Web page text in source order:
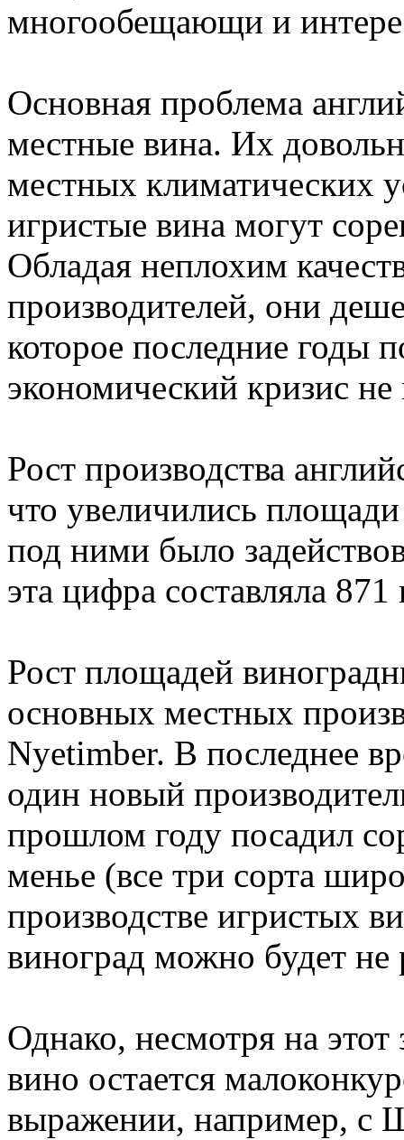
многообещающи и
Основная проблема
местные вина. Их
местных климатических
игристые вина могут
Обладая неплохим
производителей, они
которое последние годы
экономический кризис
Рост производства
что увеличились
под ними было
эта цифра составляла 871
Рост площадей
основных местных
Nyetimber. В последнее
один новый
прошлом году посадил
менье (все три сорта
производстве игристых
виноград можно будет не
Однако, несмотря на
вино остается
выражении, например, с